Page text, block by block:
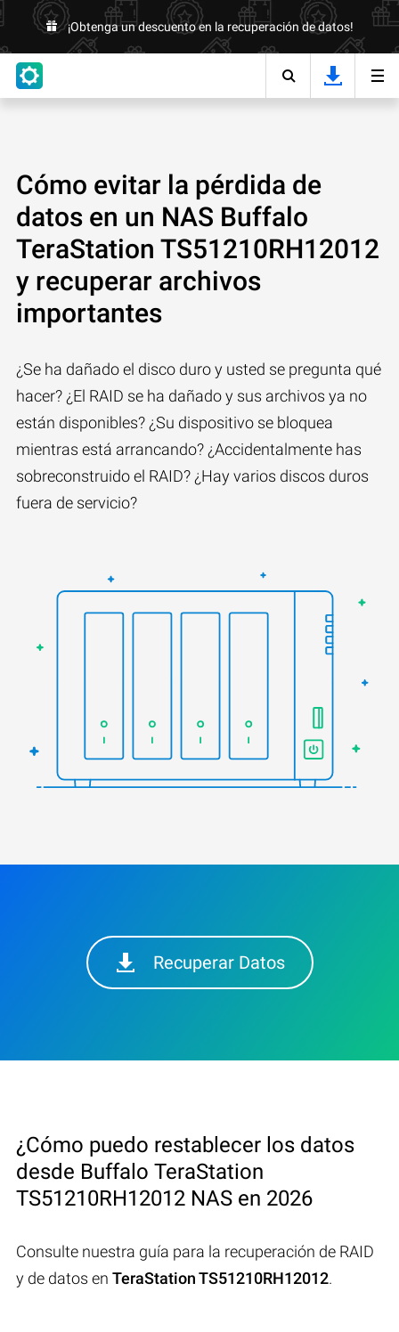
¡Obtenga un descuento en la recuperación de datos!
Cómo evitar la pérdida de
datos en un NAS Buffalo
TeraStation TS51210RH12012
y recuperar archivos
importantes
¿Se ha dañado el disco duro y usted se pregunta qué
hacer? ¿El RAID se ha dañado y sus archivos ya no
están disponibles? ¿Su dispositivo se bloquea
mientras está arrancando? ¿Accidentalmente has
sobreconstruido el RAID? ¿Hay varios discos duros
fuera de servicio?
Recuperar Datos
¿Cómo puedo restablecer los datos
desde Buffalo TeraStation
TS51210RH12012 NAS en 2026
Consulte nuestra guía para la recuperación de RAID
y de datos en TeraStation TS51210RH12012.